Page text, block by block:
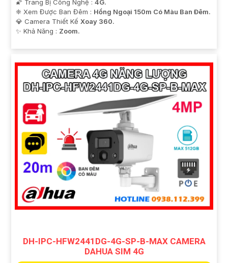
🌠 Trang Bị Công Nghệ : 4G.
❈ Xem Được Ban Đêm : Hồng Ngoại 150m Có Màu Ban Ðêm.
💎 Camera Thiết Kế Xoay 360.
️✨ Khả Năng : Zoom.
DH-IPC-HFW2441DG-4G-SP-B-MAX CAMERA
DAHUA SIM 4G